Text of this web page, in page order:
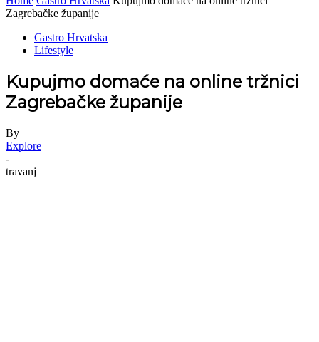
Zagrebačke županije
Gastro Hrvatska
Lifestyle
Kupujmo domaće na online tržnici
Zagrebačke županije
By
Explore
-
travanj